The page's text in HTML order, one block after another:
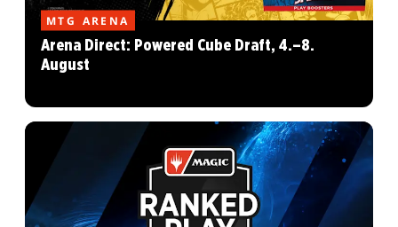
MTG ARENA
Arena Direct: Powered Cube Draft, 4.–8.
August